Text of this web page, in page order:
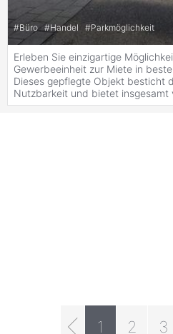
#Büro #Handel #Parkmöglichkeit
Erleben Sie einzigartige
Gewerbeeinheit zur Miete in
Dieses gepflegte Objekt besticht
Nutzbarkeit und bietet insgesamt
1 2 3